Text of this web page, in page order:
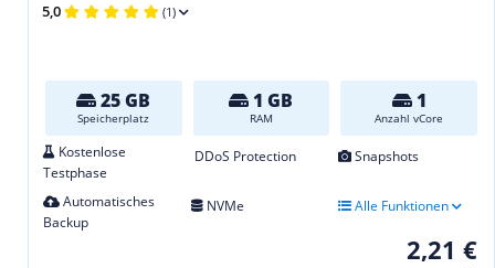
5,0 (1)
25 GB
Speicherplatz
1 GB
RAM
1
Anzahl vCore
Kostenlose
Testphase
DDoS Protection Snapshots
Automatisches
Backup
NVMe Alle Funktionen
2,21 €